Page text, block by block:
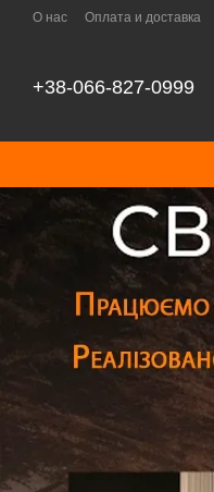
Перейти к основному
О нас Оплата и доставка
+38-066-827-0999